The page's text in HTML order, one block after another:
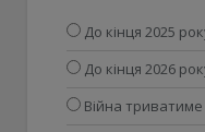
До кінця 2025
До кінця 2026
Війна